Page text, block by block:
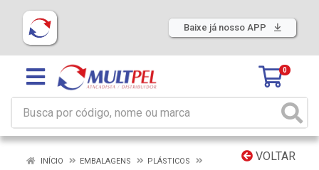
Baixe já nosso APP
0
VOLTAR
INÍCIO EMBALAGENS
PLÁSTICOS